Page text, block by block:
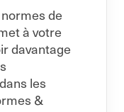
de
à votre
davantage
les
&